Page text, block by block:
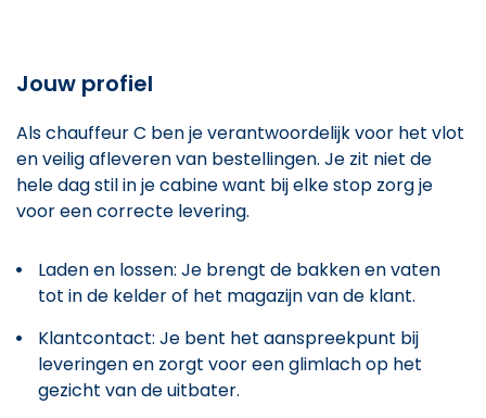
Jouw profiel
Als chauffeur C ben je verantwoordelijk voor het vlot
en veilig afleveren van bestellingen. Je zit niet de
hele dag stil in je cabine want bij elke stop zorg je
voor een correcte levering.
Laden en lossen: Je brengt de bakken en vaten
tot in de kelder of het magazijn van de klant.
Klantcontact: Je bent het aanspreekpunt bij
leveringen en zorgt voor een glimlach op het
gezicht van de uitbater.